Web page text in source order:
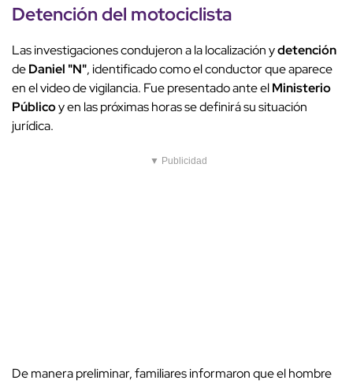
Detencióndel motociclista
Las investigaciones condujeron a la localización ydetención
deDaniel "N", identificado como el conductor que aparece
en el video de vigilancia. Fue presentado ante elMinisterio
Públicoy en las próximas horas se definirá su situación
jurídica.
▼ Publicidad
De manera preliminar, familiares informaron que el hombre